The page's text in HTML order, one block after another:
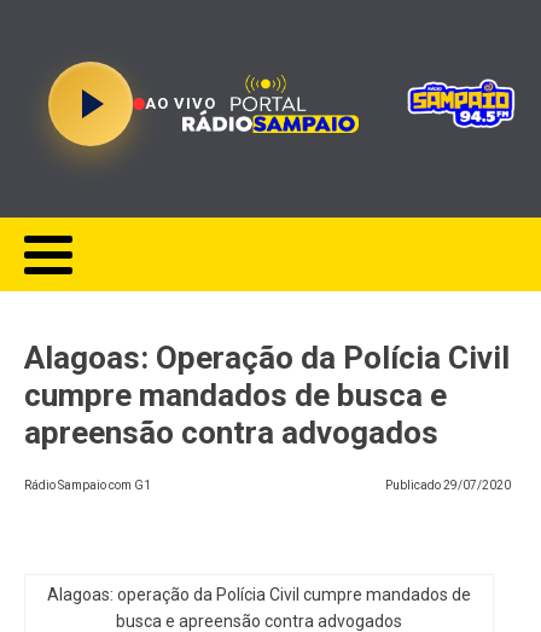
AO VIVO
Alagoas: Operação da Polícia Civil
cumpre mandados de busca e
apreensão contra advogados
Rádio Sampaio com G1 Publicado29/07/2020
Alagoas: operação da Polícia Civil cumpre mandados de
busca e apreensão contra advogados